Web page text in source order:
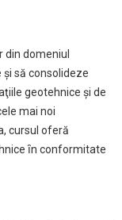
din domeniul
și să consolideze
geotehnice și de
mai noi
cursul oferă
ȋn conformitate